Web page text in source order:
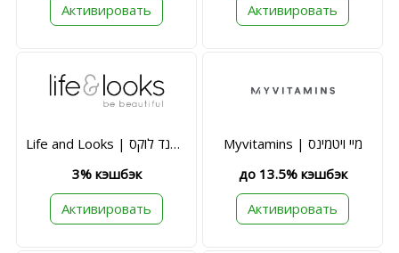
Активировать
Активировать
Life and Looks | לייף אנד לוקס
3% кэшбэк
Активировать
Myvitamins | מיי ויטמינס
до 13.5% кэшбэк
Активировать